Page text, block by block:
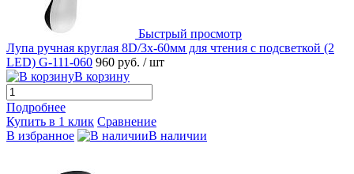
Быстрый просмотр
Лупа ручная круглая 8D/3x-60мм для чтения с подсветкой (2
LED) G-111-060 960 руб. / шт
В корзину
Подробнее
Купить в 1 клик Сравнение
В избранное
В наличии